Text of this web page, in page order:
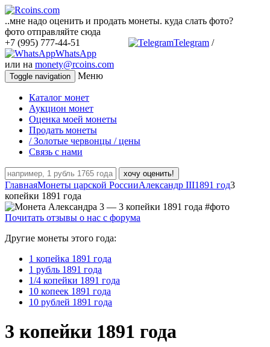
..мне надо оценить и продать монеты. куда слать фото?
фото отправляйте сюда
+7 (995) 777-44-51
Telegram /
WhatsApp
или на monety@rcoins.com
Toggle navigation Меню
Каталог монет
Аукцион монет
Оценка моей монеты
Продать монеты
/ Золотые червонцы / цены
Связь с нами
хочу оценить!
ГлавнаяМонеты царской РоссииАлександр III1891 год3
копейки 1891 года
Почитать отзывы о нас с форума
Другие монеты этого года:
1 копейка 1891 года
1 рубль 1891 года
1/4 копейки 1891 года
10 копеек 1891 года
10 рублей 1891 года
3 копейки 1891 года